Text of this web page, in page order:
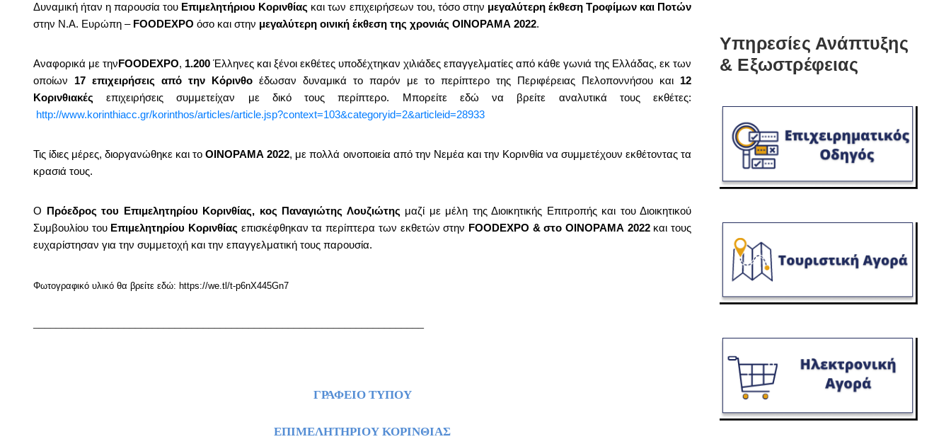
Δυναμική ήταν η παρουσία του Επιμελητήριου Κορινθίας και των επιχειρήσεων του, τόσο στην μεγαλύτερη έκθεση Τροφίμων και Ποτών
στην Ν.Α. Ευρώπη – FOODEXPO όσο και στην μεγαλύτερη οινική έκθεση της χρονιάς ΟΙΝΟΡΑΜΑ 2022.
Αναφορικά με την FOODEXPO, 1.200 Έλληνες και ξένοι εκθέτες υποδέχτηκαν χιλιάδες επαγγελματίες από κάθε γωνιά της Ελλάδας, εκ των
οποίων 17 επιχειρήσεις από την Κόρινθο έδωσαν δυναμικά το παρόν με το περίπτερο της Περιφέρειας Πελοποννήσου και 12
Κορινθιακέςεπιχειρήσεις συμμετείχαν με δικό τους περίπτερο.
Μπορείτε εδώ να βρείτε αναλυτικά τους εκθέτες:
http://www.korinthiacc.gr/korinthos/articles/article.jsp?context=103&categoryid=2&articleid=28933
Τις ίδιες μέρες, διοργανώθηκε και τοΟΙΝΟΡΑΜΑ 2022, με πολλά οινοποιεία από την Νεμέα και την Κορινθία να συμμετέχουν εκθέτοντας τα
κρασιά τους.
Ο Πρόεδρος του Επιμελητηρίου Κορινθίας, κος Παναγιώτης Λουζιώτης μαζί με μέλη της Διοικητικής Επιτροπής και του Διοικητικού
Συμβουλίου του Επιμελητηρίου Κορινθίας επισκέφθηκαν τα περίπτερα των εκθετών στην FOODEXPO & στο ΟΙΝΟΡΑΜΑ 2022και τους
ευχαρίστησαν για την συμμετοχή και την επαγγελματική τους παρουσία.
Φωτογραφικό υλικό θα βρείτε εδώ: https://we.tl/t-p6nX445Gn7
ΓΡΑΦΕΙΟ ΤΥΠΟΥ
ΕΠΙΜΕΛΗΤΗΡΙΟΥ ΚΟΡΙΝΘΙΑΣ
Υπηρεσίες Ανάπτυξης
& Εξωστρέφειας